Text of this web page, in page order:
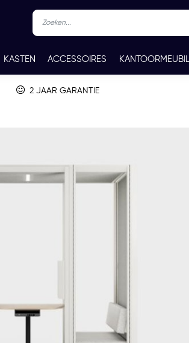
KASTEN ACCESSOIRES
CONTACT
2 JAAR GARANTIE